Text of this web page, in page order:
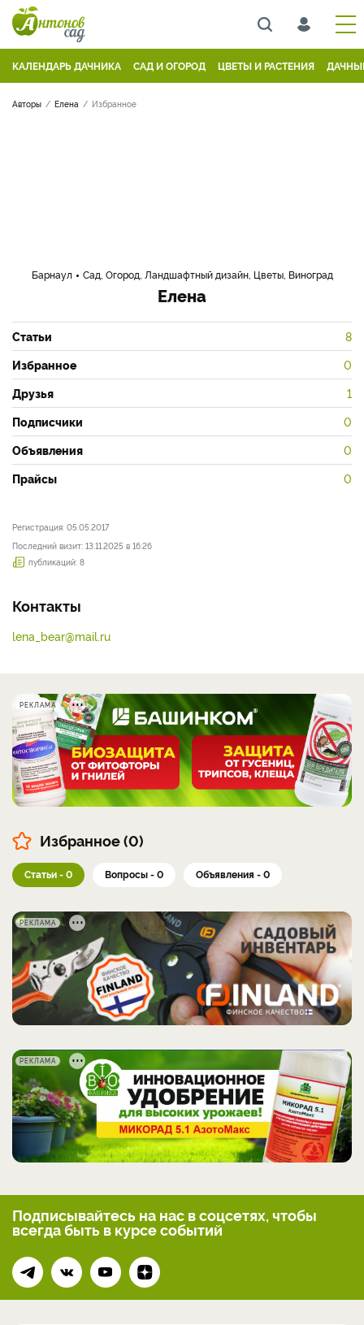
КАЛЕНДАРЬ ДАЧНИКА САД И ОГОРОД ЦВЕТЫ И РАСТЕНИЯ
Авторы Елена Избранное
Барнаул Сад, Огород, Ландшафтный дизайн, Цветы, Виноград
Елена
Статьи 8
Избранное 0
Друзья 1
Подписчики 0
Объявления 0
Прайсы 0
Регистрация: 05.05.2017
Последний визит: 13.11.2025 в 16:26
публикаций: 8
Контакты
lena_bear@mail.ru
РЕКЛАМА
Избранное (0)
Статьи - 0 Вопросы - 0 Объявления - 0
РЕКЛАМА
РЕКЛАМА
Подписывайтесь на нас в соцсетях, чтобы
всегдабыть в курсе событий